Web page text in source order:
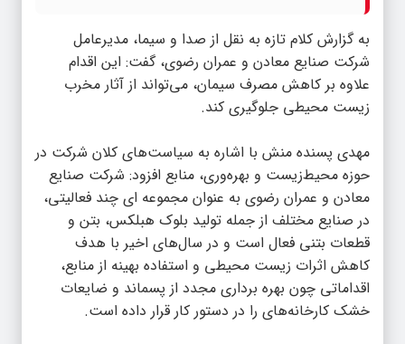
به گزارش کلام تازه به نقل از صدا و سیما، مدیرعامل
شرکت صنایع معادن و عمران رضوی، گفت: این اقدام
علاوه بر کاهش مصرف سیمان، می‌تواند از آثار مخرب
زیست‌ محیطی جلوگیری کند.
مهدی پسنده منش با اشاره به سیاست‌های کلان شرکت در
حوزه محیط‌زیست و بهره‌وری، منابع افزود: شرکت صنایع
معادن و عمران رضوی به‌ عنوان مجموعه‌ ای چند فعالیتی،
در صنایع مختلف از جمله تولید بلوک هبلکس، بتن و
قطعات بتنی فعال است و در سال‌های اخیر با هدف
کاهش اثرات زیست‌ محیطی و استفاده بهینه از منابع،
اقداماتی چون بهره‌ برداری مجدد از پسماند و ضایعات
خشک کارخانه‌های را در دستور کار قرار داده است.